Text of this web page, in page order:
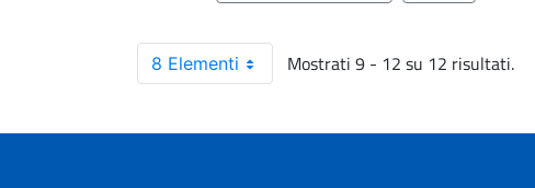
8 Elementi Mostrati 9 - 12 su 12 risultati.